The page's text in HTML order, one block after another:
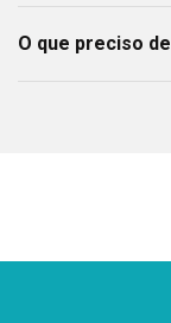
O que preciso